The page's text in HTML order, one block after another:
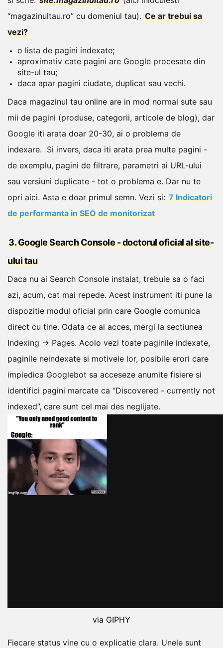
“magazinultau.ro” cu domeniul tau). Ce ar trebui sa
vezi?
o lista de pagini indexate;
aproximativ cate pagini are Google procesate din
site-ul tau;
daca apar pagini ciudate, duplicat sau vechi.
Daca magazinul tau online are in mod normal sute sau
mii de pagini (produse, categorii, articole de blog), dar
Google iti arata doar 20-30, ai o problema de
indexare. Si invers, daca iti arata prea multe pagini -
de exemplu, pagini de filtrare, parametri ai URL-ului
sau versiuni duplicate - tot o problema e. Dar nu te
opri aici. Asta e doar primul semn. Vezi si: 7 Indicatori
de performanta in SEO de monitorizat
3. Google Search Console - doctorul oficial al site-
ului tau
Daca nu ai Search Console instalat, trebuie sa o faci
azi, acum, cat mai repede. Acest instrument iti pune la
dispozitie modul oficial prin care Google comunica
direct cu tine. Odata ce ai acces, mergi la sectiunea
Indexing → Pages. Acolo vezi toate paginile indexate,
paginile neindexate si motivele lor, posibile erori care
impiedica Googlebot sa acceseze anumite fisiere si
identifici pagini marcate ca “Discovered - currently not
indexed”, care sunt cel mai des neglijate.
via GIPHY
Fiecare status vine cu o explicatie clara. Unele sunt